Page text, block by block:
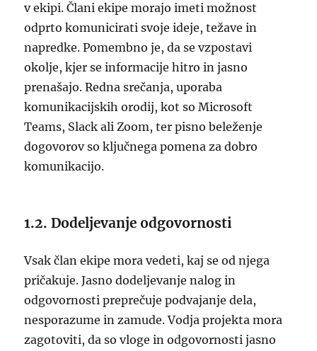
v ekipi. Člani ekipe morajo imeti možnost
odprto komunicirati svoje ideje, težave in
napredke. Pomembno je, da se vzpostavi
okolje, kjer se informacije hitro in jasno
prenašajo. Redna srečanja, uporaba
komunikacijskih orodij, kot so Microsoft
Teams, Slack ali Zoom, ter pisno beleženje
dogovorov so ključnega pomena za dobro
komunikacijo.
1.2. Dodeljevanje odgovornosti
Vsak član ekipe mora vedeti, kaj se od njega
pričakuje. Jasno dodeljevanje nalog in
odgovornosti preprečuje podvajanje dela,
nesporazume in zamude. Vodja projekta mora
zagotoviti, da so vloge in odgovornosti jasno